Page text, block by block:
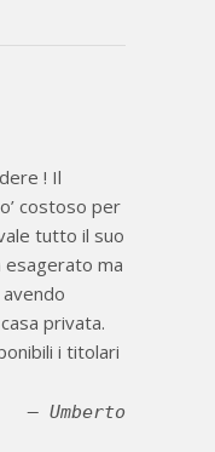
! Il
costoso per
tutto il suo
esagerato ma
privata.
i titolari
Umberto